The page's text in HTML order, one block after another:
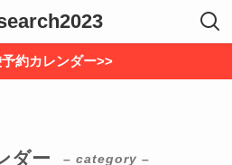
約カレンダー>>
ダー – category –